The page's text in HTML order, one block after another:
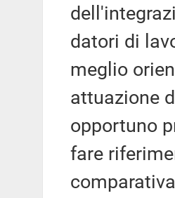
datori di
meglio
attuazione
opportuno
fare